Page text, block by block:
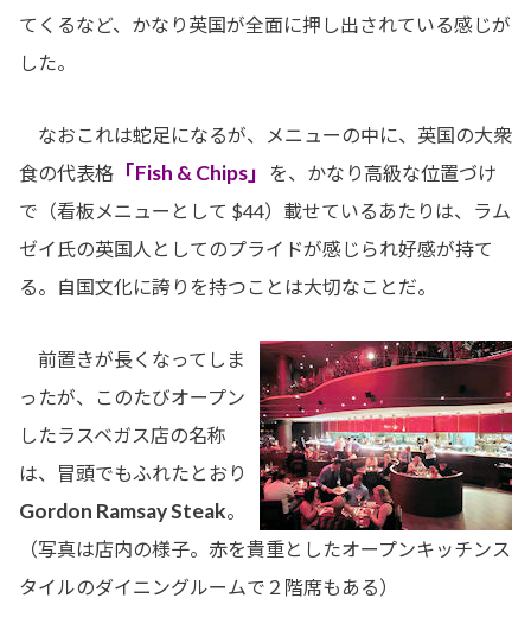
てくるなど、かなり英国が全面に押し出されている感じが
した。
なおこれは蛇足になるが、メニューの中に、英国の大衆
食の代表格 「Fish & Chips」
を、かなり高級な位置づけ
で（看板メニューとして $44）載せているあたりは、ラム
ゼイ氏の英国人としてのプライドが感じられ好感が持て
る。自国文化に誇りを持つことは大切なことだ。
前置きが長くなってしま
ったが、このたびオープン
したラスベガス店の名称
は、冒頭でもふれたとおり
Gordon Ramsay Steak。
（写真は店内の様子。赤を貴重としたオープンキッチンス
タイルのダイニングルームで２階席もある）